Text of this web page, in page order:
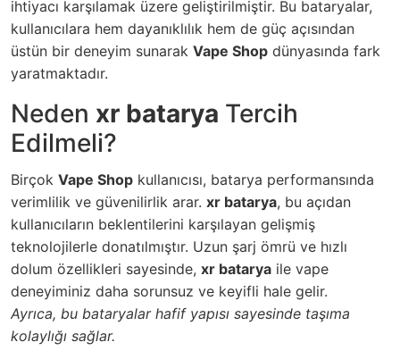
ihtiyacı karşılamak üzere geliştirilmiştir. Bu bataryalar,
kullanıcılara hem dayanıklılık hem de güç açısından
üstün bir deneyim sunarak Vape Shop dünyasında fark
yaratmaktadır.
Neden xr batarya Tercih
Edilmeli?
Birçok Vape Shop kullanıcısı, batarya performansında
verimlilik ve güvenilirlik arar. xr batarya, bu açıdan
kullanıcıların beklentilerini karşılayan gelişmiş
teknolojilerle donatılmıştır. Uzun şarj ömrü ve hızlı
dolum özellikleri sayesinde, xr batarya ile vape
deneyiminiz daha sorunsuz ve keyifli hale gelir.
Ayrıca, bu bataryalar hafif yapısı sayesinde taşıma
kolaylığı sağlar.